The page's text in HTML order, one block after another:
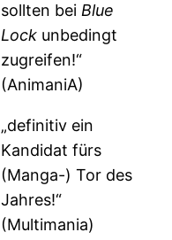
sollten bei Blue
Lock unbedingt
zugreifen!“
(AnimaniA)
„definitiv ein
Kandidat fürs
(Manga-) Tor des
Jahres!“
(Multimania)